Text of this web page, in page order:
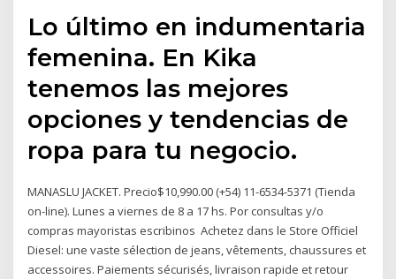
Lo último en indumentaria
femenina. En Kika
tenemos las mejores
opciones y tendencias de
ropa para tu negocio.
MANASLU JACKET. Precio$10,990.00 (+54) 11-6534-5371 (Tienda
on-line). Lunes a viernes de 8 a 17 hs. Por consultas y/o
compras mayoristas escribinos Achetez dans le Store Officiel
Diesel: une vaste sélection de jeans, vêtements, chaussures et
accessoires. Paiements sécurisés, livraison rapide et retour